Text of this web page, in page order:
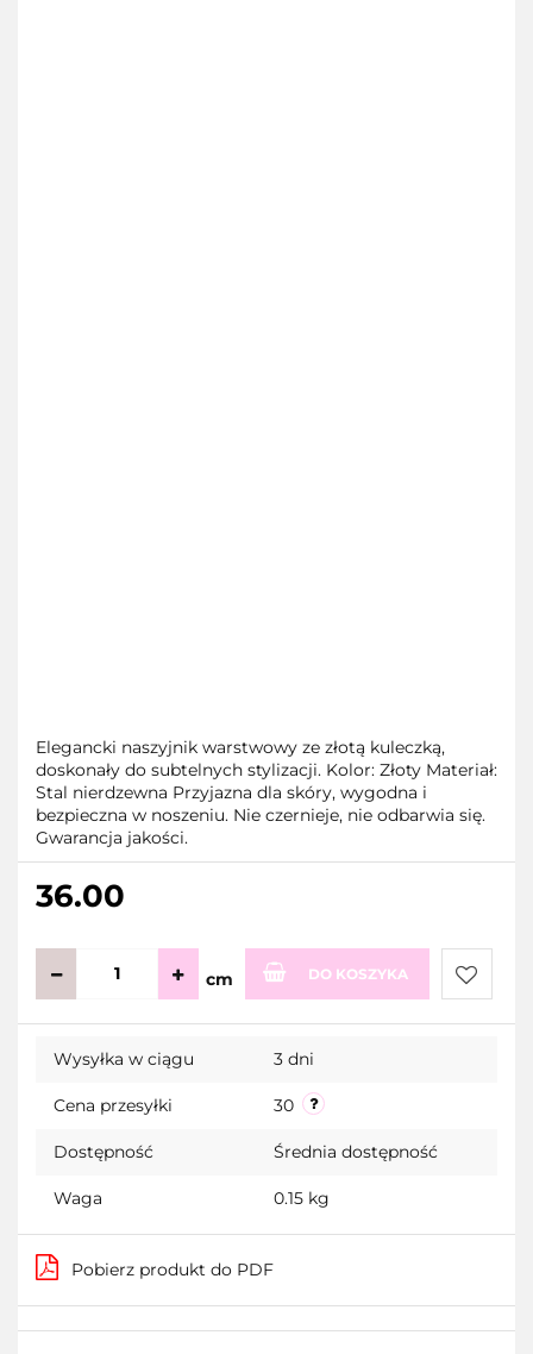
Elegancki naszyjnik warstwowy ze złotą kuleczką,
doskonały do subtelnych stylizacji. Kolor: Złoty Materiał:
Stal nierdzewna Przyjazna dla skóry, wygodna i
bezpieczna w noszeniu. Nie czernieje, nie odbarwia się.
Gwarancja jakości.
36.00
cm DO KOSZYKA
Do
Wysyłka w ciągu 3 dni
Cena przesyłki 30
Dostępność Średnia dostępność
Waga 0.15 kg
Pobierz produkt do PDF